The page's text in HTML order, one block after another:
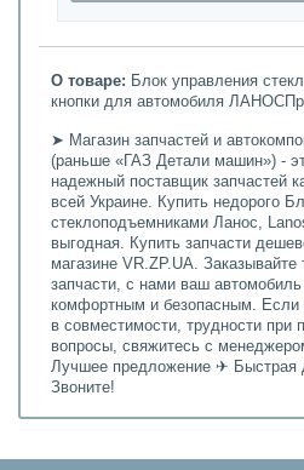
О товаре: Блок управления
кнопки для автомобиля
➤ Магазин запчастей и
(раньше «ГАЗ Детали машин») -
надежный поставщик запчастей
всей Украине. Купить недорого
стеклоподъемниками Ланос,
выгодная. Купить запчасти
магазине VR.ZP.UA. Заказывайте
запчасти, с нами ваш автомобиль
комфортным и безопасным. Если
в совместимости, трудности при
вопросы, свяжитесь с
Лучшее предложение ✈ Быстрая
Звоните!